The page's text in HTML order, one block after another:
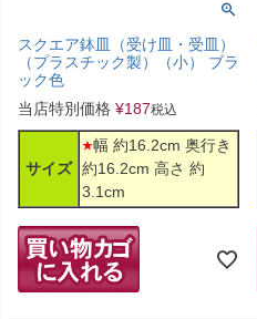
スクエア鉢皿（受け皿・受皿）
（プラスチック製）（小） ブラ
ック色
当店特別価格 ¥187税込
サイズ
幅 約16.2cm 奥行き
約16.2cm 高さ 約
3.1cm